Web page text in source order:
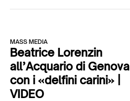
MASS MEDIA
Beatrice Lorenzin
all’Acquario di Genova
con i «delfini carini» |
VIDEO